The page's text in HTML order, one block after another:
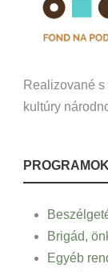
Realizované
kultúry
PROGRAMOK
Brigád,
Egyéb